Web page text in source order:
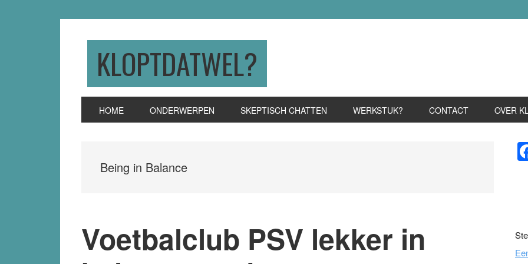
KLOPTDATWEL?
HOME ONDERWERPEN SKEPTISCH CHATTEN WERKSTUK? CONTACT OVER
Being in Balance
Voetbalclub PSV lekker in